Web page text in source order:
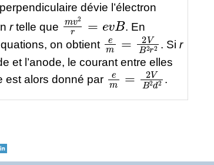
dévie l’électron
rtelle que
mv2 B
. En
on obtient
em VB
. Si r
et l’anode, le courant entre elles
est alors donné par
em VB
.